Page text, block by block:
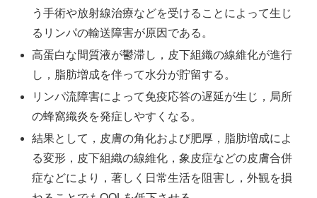
う手術や放射線治療などを受けることによって生じ
るリンパの輸送障害が原因である。
高蛋白な間質液が鬱滞し，皮下組織の線維化が進行
し，脂肪増成を伴って水分が貯留する。
リンパ流障害によって免疫応答の遅延が生じ，局所
の蜂窩織炎を発症しやすくなる。
結果として，皮膚の角化および肥厚，脂肪増成によ
る変形，皮下組織の線維化，象皮症などの皮膚合併
症などにより，著しく日常生活を阻害し，外観を損